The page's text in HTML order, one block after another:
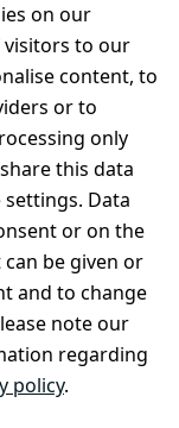
on our
visitors to our
content, to
or to
only
this data
Data
or on the
be given or
and to change
note our
regarding
policy.